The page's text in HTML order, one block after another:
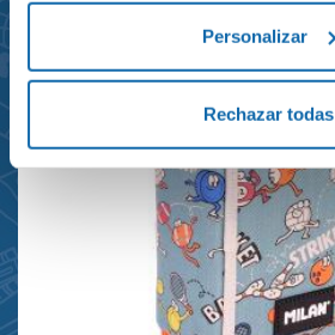
Personalizar
Rechazar todas